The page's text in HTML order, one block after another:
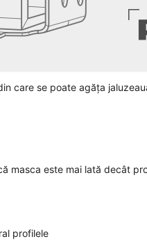
care se poate agăța
masca este mai lată decât
profilele